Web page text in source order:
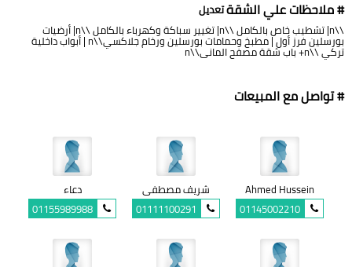
# ملاحظات علي الشقةتعديل
\\n| تشطيب خاص بالكامل \\n| تغيير سباكة وكهرباء بالكامل \\n| أرضيات
بورسلين فرز أول | مطبخ وحمامات بورسلين ورخام جلاكسي\\n | أبواب داخلية
تركي \\n+ باب شقة مصفح المانى\\n
# تواصل مع المبيعات
Ahmed Hussein
01145002210
شريف مصطفى
01111100291
دعاء
01155989988